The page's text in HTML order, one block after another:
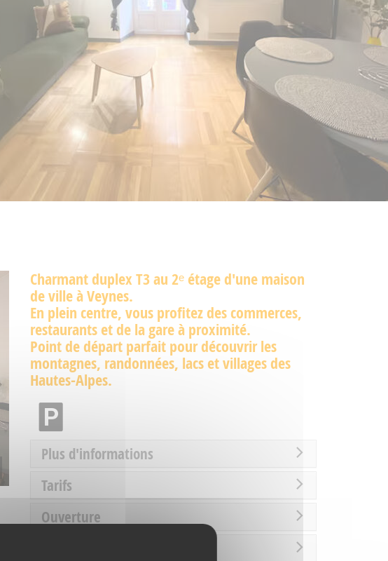
Charmant duplex T3 au 2ᵉ étage d'une maison
de ville à Veynes.
En plein centre, vous profitez des commerces,
restaurants et de la gare à proximité.
Point de départ parfait pour découvrir les
montagnes, randonnées, lacs et villages des
Hautes-Alpes.
Plus d'informations
Tarifs
Ouverture